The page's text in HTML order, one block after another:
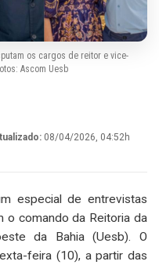
os cargos de reitor e vice-
Ascom Uesb
08/04/2026, 04:52h
especial de entrevistas
o comando da Reitoria da
da Bahia (Uesb). O
feira (10), a partir das